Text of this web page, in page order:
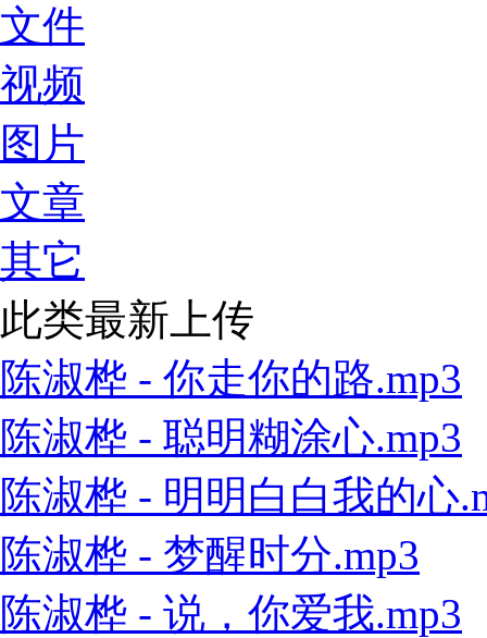
文件
视频
图片
文章
其它
此类最新上传
陈淑桦 - 你走你的路.mp3
陈淑桦 - 聪明糊涂心.mp3
陈淑桦 - 明明白白我的心
陈淑桦 - 梦醒时分.mp3
陈淑桦 - 说，你爱我.mp3